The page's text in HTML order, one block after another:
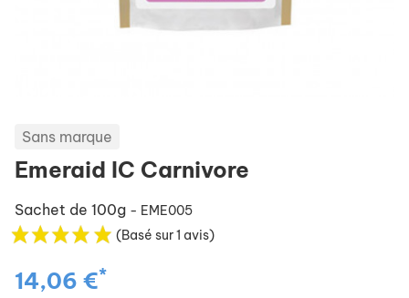
Sans marque
Emeraid IC Carnivore
Sachet de 100g - EME005
(Basé sur 1 avis)
14,06 €*